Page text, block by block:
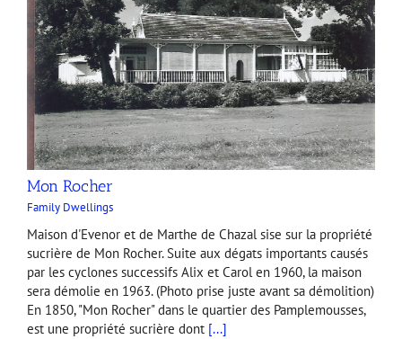
Mon Rocher
Family Dwellings
Maison d'Evenor et de Marthe de Chazal sise sur la propriété
sucrière de Mon Rocher. Suite aux dégats importants causés
par les cyclones successifs Alix et Carol en 1960, la maison
sera démolie en 1963. (Photo prise juste avant sa démolition)
En 1850, "Mon Rocher" dans le quartier des Pamplemousses,
est une propriété sucrière dont [...]